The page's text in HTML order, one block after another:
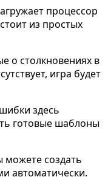
процессор
из простых
о столкновениях в
игра будет
здесь
готовые шаблоны
можете создать
автоматически.